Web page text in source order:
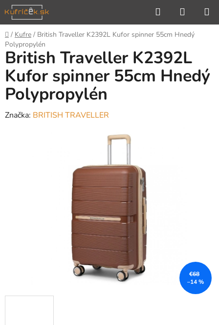
Prejsť
na
obsah
Hľadať
KOŠÍK
Domov
/ Kufre / British Traveller K2392L Kufor spinner 55cm Hnedý
Polypropylén
British Traveller K2392L
Kufor spinner 55cm Hnedý
Polypropylén
Značka: BRITISH TRAVELLER
€68
–14 %